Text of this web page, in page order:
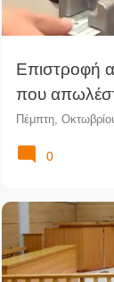
Επιστροφή
που
Πέμπτη,
0